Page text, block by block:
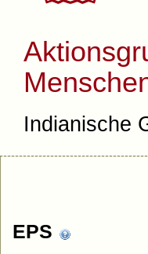
Indianische
EPS